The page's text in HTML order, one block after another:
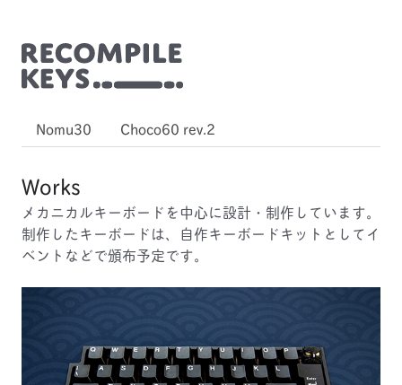
Nomu30 Choco60 rev.2
Works
メカニカルキーボードを中心に設計・制作しています。
制作したキーボードは、自作キーボードキットとしてイ
ベントなどで頒布予定です。